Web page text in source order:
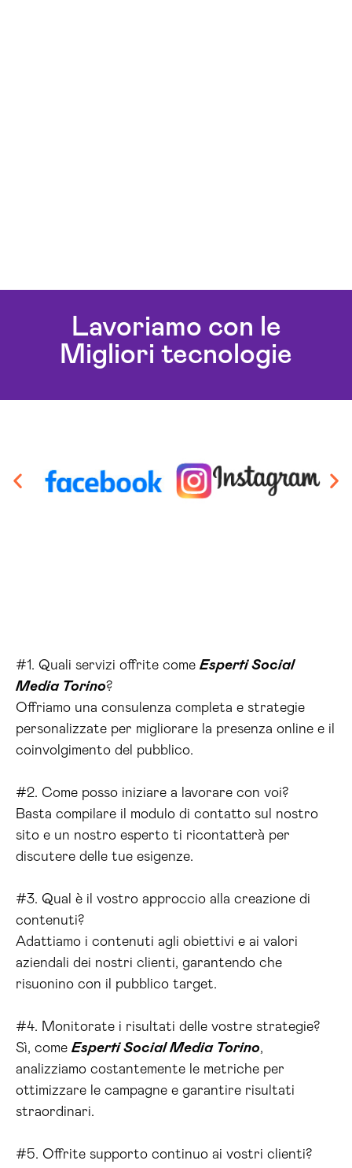
Lavoriamo con le
Migliori tecnologie
#1. Quali servizi offrite come Esperti Social
Media Torino?
Offriamo una consulenza completa e strategie
personalizzate per migliorare la presenza online e il
coinvolgimento del pubblico.
#2. Come posso iniziare a lavorare con voi?
Basta compilare il modulo di contatto sul nostro
sito e un nostro esperto ti ricontatterà per
discutere delle tue esigenze.
#3. Qual è il vostro approccio alla creazione di
contenuti?
Adattiamo i contenuti agli obiettivi e ai valori
aziendali dei nostri clienti, garantendo che
risuonino con il pubblico target.
#4. Monitorate i risultati delle vostre strategie?
Sì, come Esperti Social Media Torino,
analizziamo costantemente le metriche per
ottimizzare le campagne e garantire risultati
straordinari.
#5. Offrite supporto continuo ai vostri clienti?